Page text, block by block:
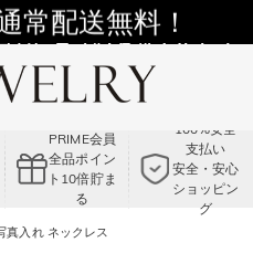
常配送無料！
以上で15％OFF！
:VS2
PRIME会員
全品ポイン
ト10倍貯ま
る
100%安全
支払い
安全・安心
ショッピン
グ
真入れ ネックレス